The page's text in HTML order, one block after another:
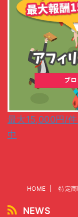
最大15,000円/
中
HOME 特定
NEWS